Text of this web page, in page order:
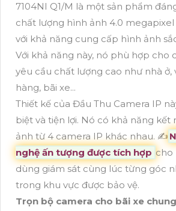
7104NI Q1/M là một sản phẩm
chất lượng hình ảnh 4.0
với khả năng cung cấp hình ảnh
Với khả năng này, nó phù hợp cho
yêu cầu chất lượng cao như nhà ở,
hàng, bãi xe...
Thiết kế của Đầu Thu Camera IP
biệt và tiện lợi. Nó có khả năng kết
ảnh từ 4 camera IP khác nhau. ✍️
nghệ ấn tượng được tích hợp cho
dùng giám sát cùng lúc từng góc
trong khu vực được bảo vệ.
Trọn bộ camera cho bãi xe